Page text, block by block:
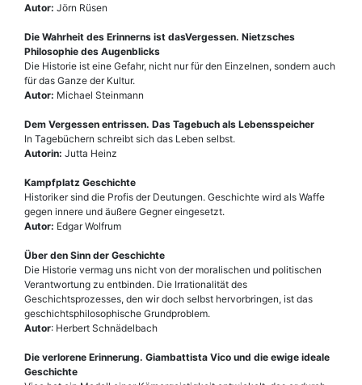
Autor: Jörn Rüsen
Die Wahrheit des Erinnerns ist dasVergessen. Nietzsches
Philosophie des Augenblicks
Die Historie ist eine Gefahr, nicht nur für den Einzelnen, sondern auch
für das Ganze der Kultur.
Autor: Michael Steinmann
Dem Vergessen entrissen. Das Tagebuch als Lebensspeicher
In Tagebüchern schreibt sich das Leben selbst.
Autorin: Jutta Heinz
Kampfplatz Geschichte
Historiker sind die Profis der Deutungen. Geschichte wird als Waffe
gegen innere und äußere Gegner eingesetzt.
Autor: Edgar Wolfrum
Über den Sinn der Geschichte
Die Historie vermag uns nicht von der moralischen und politischen
Verantwortung zu entbinden. Die Irrationalität des
Geschichtsprozesses, den wir doch selbst hervorbringen, ist das
geschichtsphilosophische Grundproblem.
Autor: Herbert Schnädelbach
Die verlorene Erinnerung. Giambattista Vico und die ewige ideale
Geschichte